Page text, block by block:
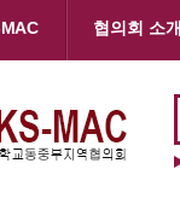
협의회 소개
스케치북5
스케치북5